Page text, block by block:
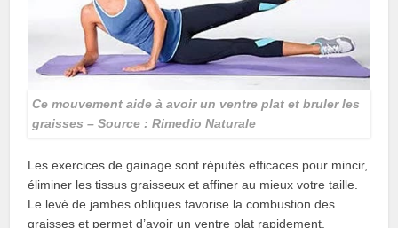
Ce mouvement aide à avoir un ventre plat et bruler les
graisses – Source : Rimedio Naturale
Les exercices de gainage sont réputés efficaces pour mincir,
éliminer les tissus graisseux et affiner au mieux votre taille.
Le levé de jambes obliques favorise la combustion des
graisses et permet d’avoir un ventre plat rapidement.